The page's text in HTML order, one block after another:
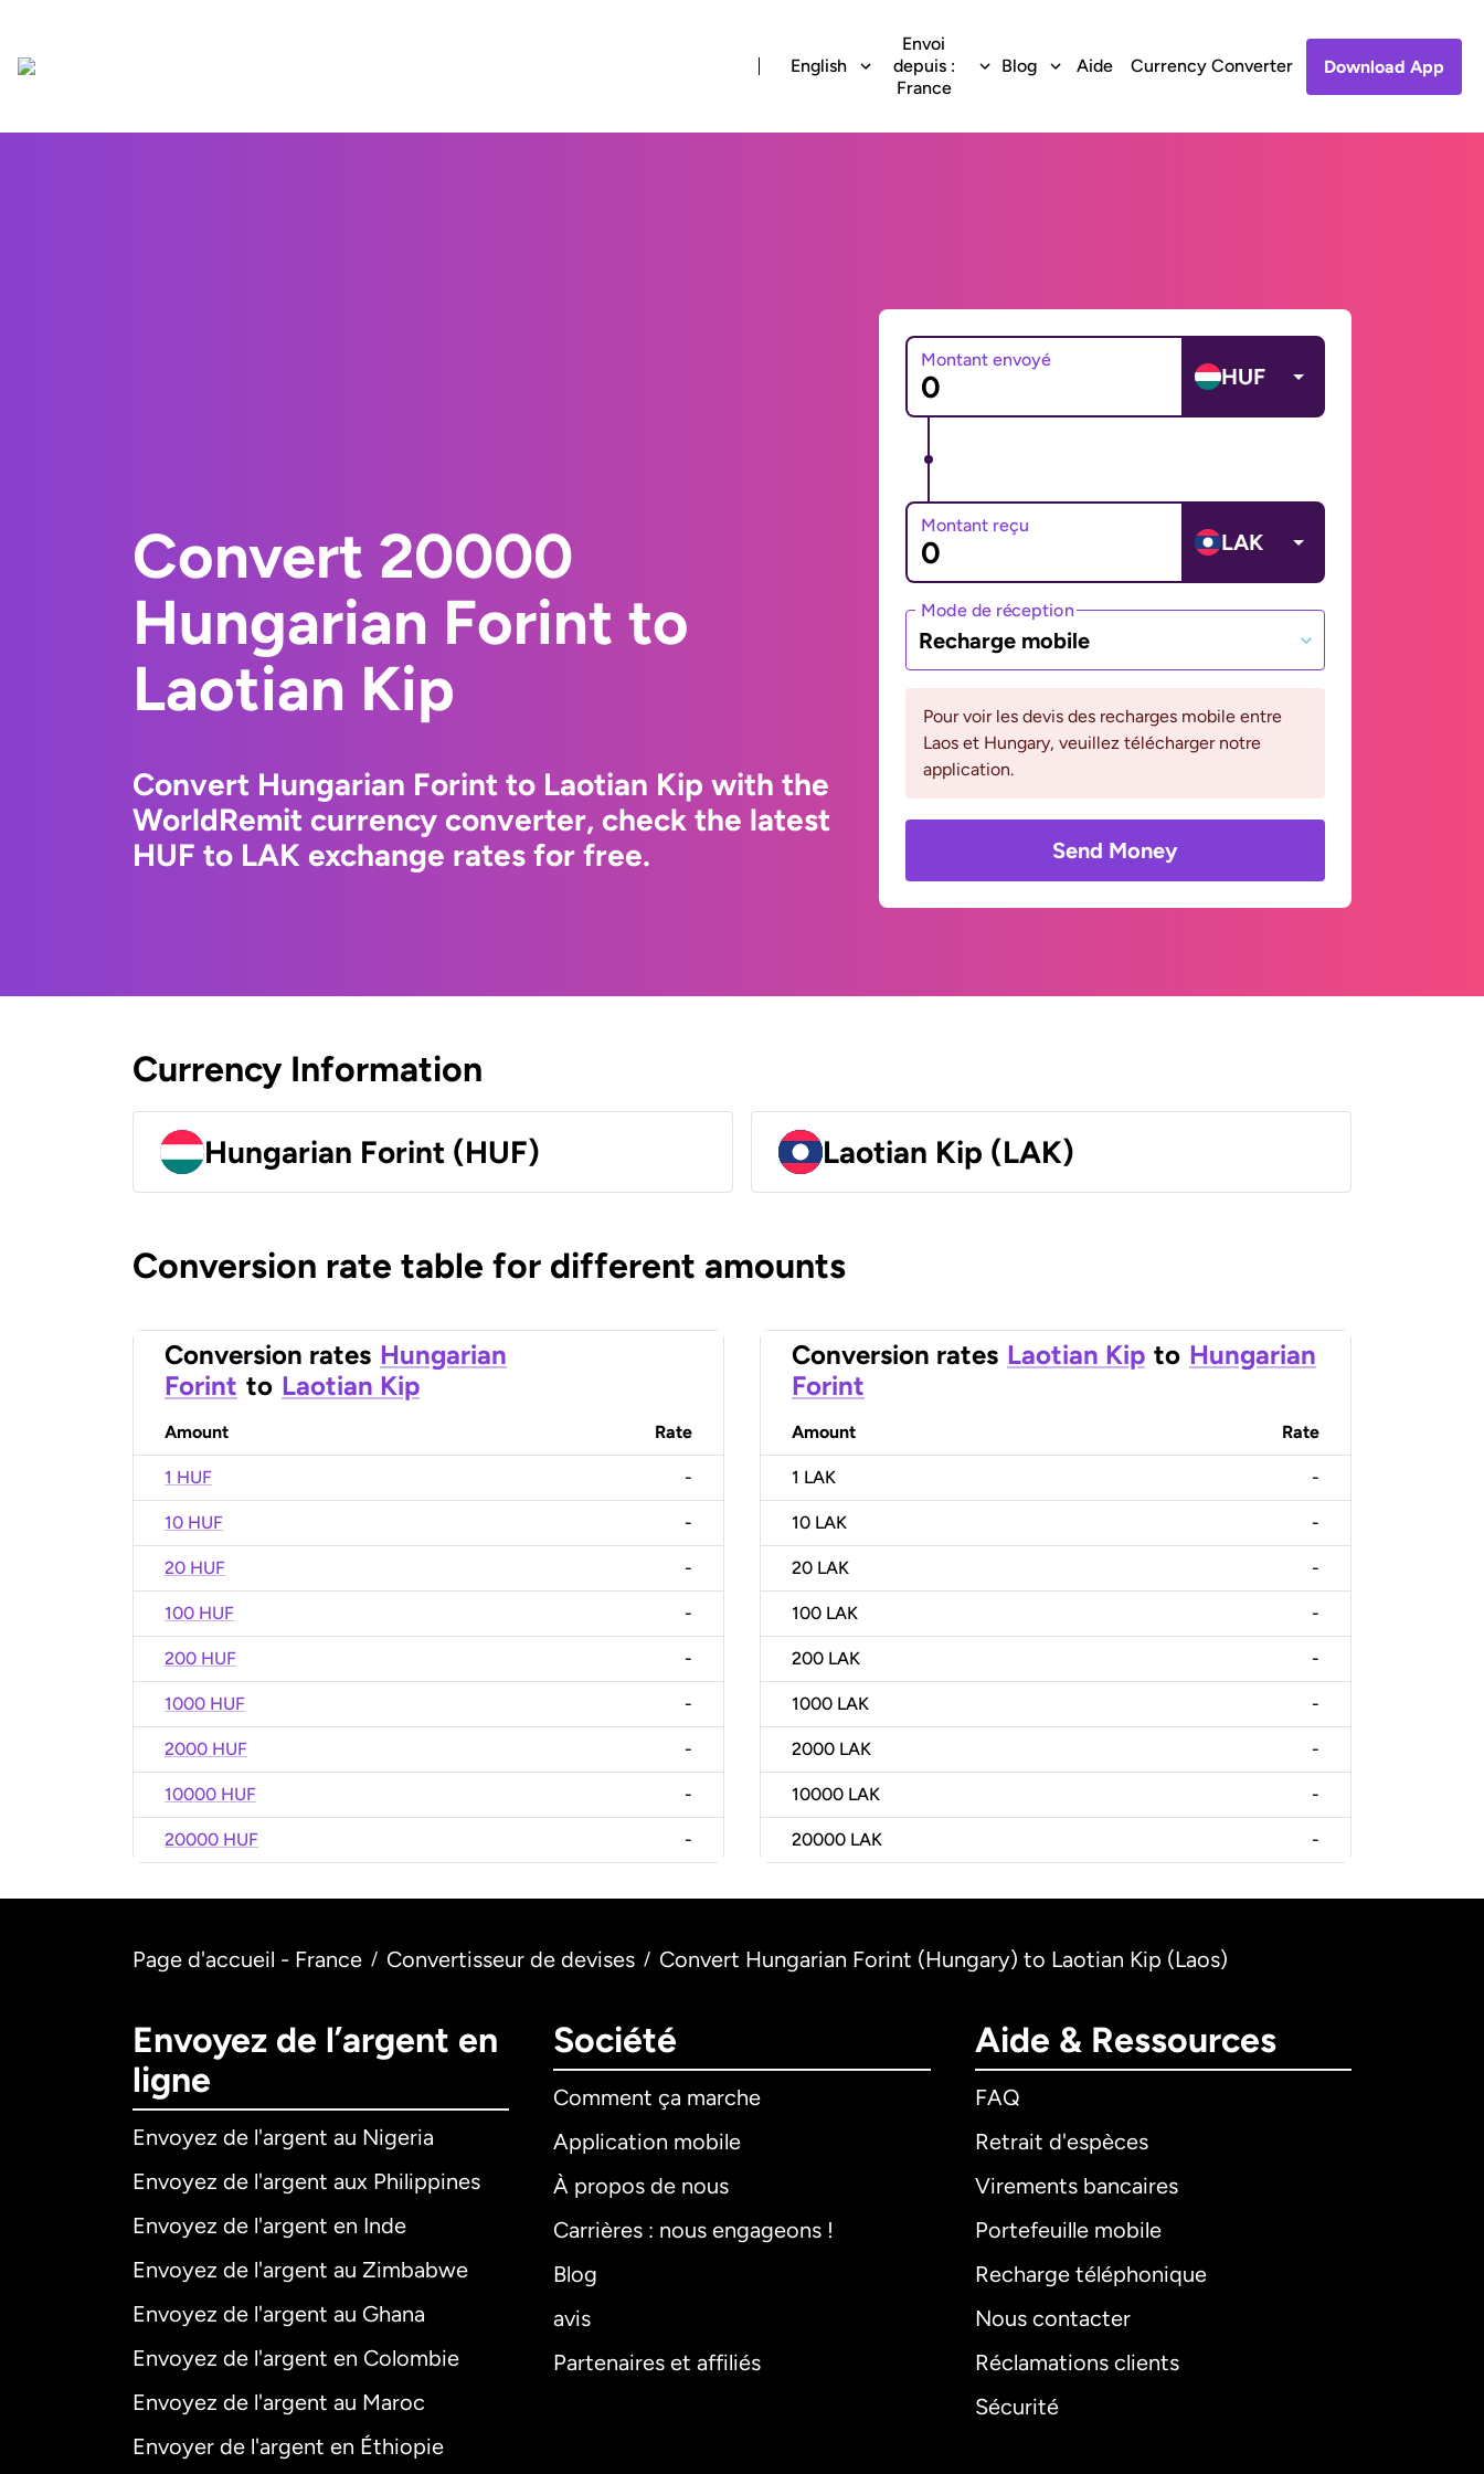
English
Envoi
depuis :
France
Blog Aide Currency Converter Download App
Convert 20000
Hungarian Forint to
Laotian Kip
Convert Hungarian Forint to Laotian Kip with the
WorldRemit currency converter, check the latest
HUF to LAK exchange rates for free.
Montant envoyé
HUF
Montant reçu
LAK
Mode de réception
Recharge mobile
Pour voir les devis des recharges mobile entre
Laos et Hungary, veuillez télécharger notre
application.
Send Money
Currency Information
Hungarian Forint (HUF) Laotian Kip (LAK)
Conversion rate table for different amounts
Conversion rates Hungarian
Forint to Laotian Kip
Amount Rate
1 HUF -
10 HUF -
20 HUF -
100 HUF -
200 HUF -
1000 HUF -
2000 HUF -
10000 HUF -
20000 HUF -
Conversion rates Laotian Kip to Hungarian
Forint
Amount Rate
1 LAK -
10 LAK -
20 LAK -
100 LAK -
200 LAK -
1000 LAK -
2000 LAK -
10000 LAK -
20000 LAK -
Page d'accueil - France / Convertisseur de devises / Convert Hungarian Forint (Hungary) to Laotian Kip (Laos)
Envoyez de l’argent en
ligne
Envoyez de l'argent au Nigeria
Envoyez de l'argent aux Philippines
Envoyez de l'argent en Inde
Envoyez de l'argent au Zimbabwe
Envoyez de l'argent au Ghana
Envoyez de l'argent en Colombie
Envoyez de l'argent au Maroc
Envoyer de l'argent en Éthiopie
Société
Comment ça marche
Application mobile
À propos de nous
Carrières : nous engageons !
Blog
avis
Partenaires et affiliés
Aide & Ressources
FAQ
Retrait d'espèces
Virements bancaires
Portefeuille mobile
Recharge téléphonique
Nous contacter
Réclamations clients
Sécurité